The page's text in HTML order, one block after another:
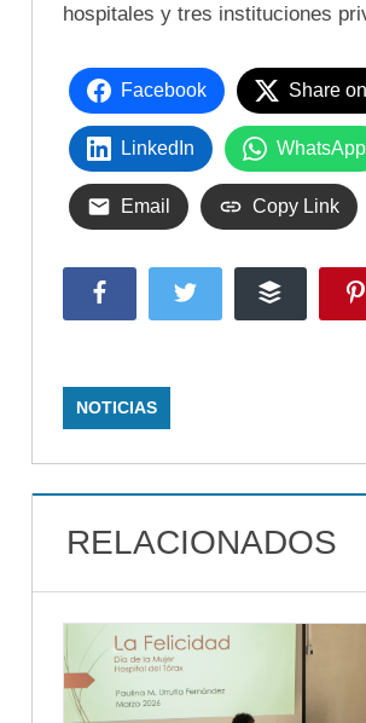
hospitales y tres instituciones
Facebook Share
LinkedIn WhatsApp
Email Copy Link
FacebookTwitter Buffer
NOTICIAS
RELACIONADOS